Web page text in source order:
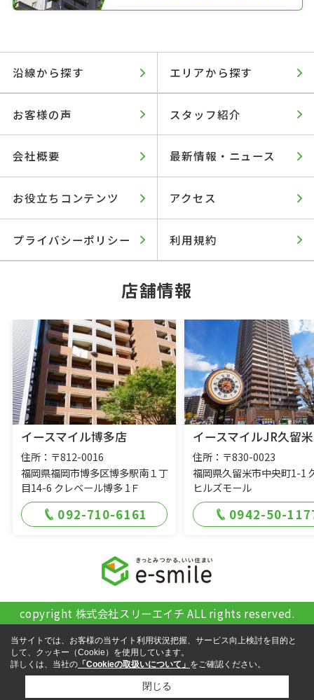
沿線から探す エリアから探す
お客様の声 スタッフ紹介
会社概要 最新情報・ニュース
お役立ちコンテンツ アクセス
プライバシーポリシー 利用規約
店舗情報
イースマイル博多店
住所：〒812-0016
福岡県福岡市博多区博多駅南１丁
目14-6 クレベール博多 1Ｆ
092-710-6161
イースマイルJR久留
住所：〒830-0023
福岡県久留米市中央町1-1
ヒルズモール
0942-50-
copyright 株式会社スリーエイチ ALL rights reserved.
当サイトでは、お客様の当サイト利用状況把握、サービス向上検討を目的と
して、クッキー（Cookie）を使用しています。
詳しくは、当社の 「Cookieの取扱いについて」 をご確認ください。
閉じる